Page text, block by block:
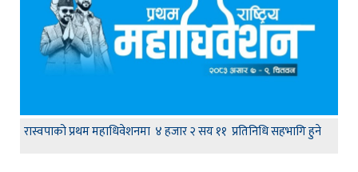
रास्वपाको प्रथम महाधिवेशनमा ४ हजार २ सय ११ प्रतिनिधि सहभागि हुने